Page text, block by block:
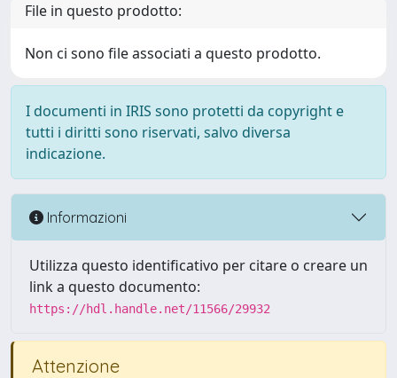
File in questo prodotto:
Non ci sono file associati a questo prodotto.
I documenti in IRIS sono protetti da copyright e
tutti i diritti sono riservati, salvo diversa
indicazione.
Informazioni
Utilizza questo identificativo per citare o creare un
link a questo documento:
https://hdl.handle.net/11566/29932
Attenzione